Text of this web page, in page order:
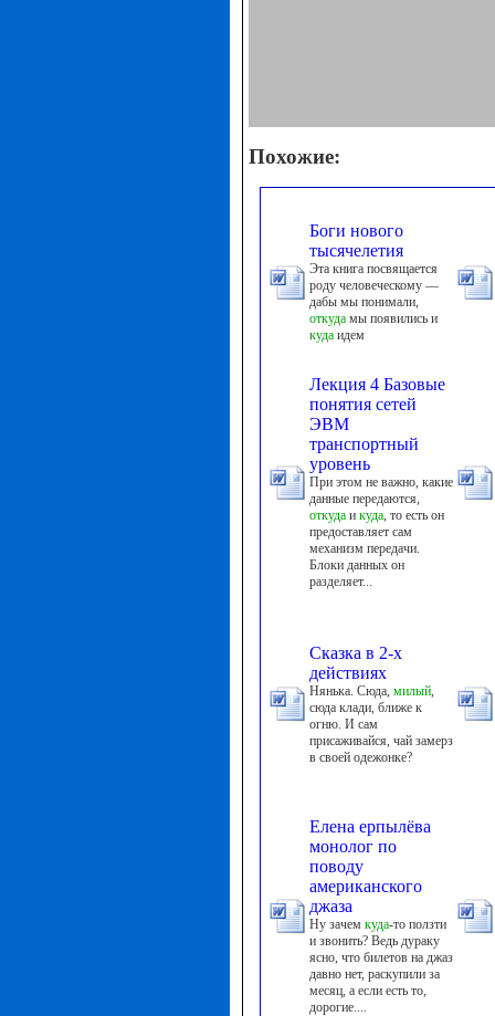
Похожие:
Боги нового
тысячелетия
Эта книга посвящается
роду человеческому —
дабы мы понимали,
откуда мы появились и
куда идем
Лекция 4 Базовые
понятия сетей
ЭВМ
транспортный
уровень
При этом не важно, какие
данные передаются,
откуда и куда , то есть он
предоставляет сам
механизм передачи.
Блоки данных он
разделяет...
Сказка в 2-х
действиях
Нянька. Сюда, милый
сюда клади, ближе к
огню. И сам
присаживайся, чай замерз
в своей одежонке?
Елена ерпылёва
монолог по
поводу
американского
джаза
Ну зачем куда-то ползти
и звонить? Ведь дураку
ясно, что билетов на джаз
давно нет, раскупили за
месяц, а если есть то,
дорогие....